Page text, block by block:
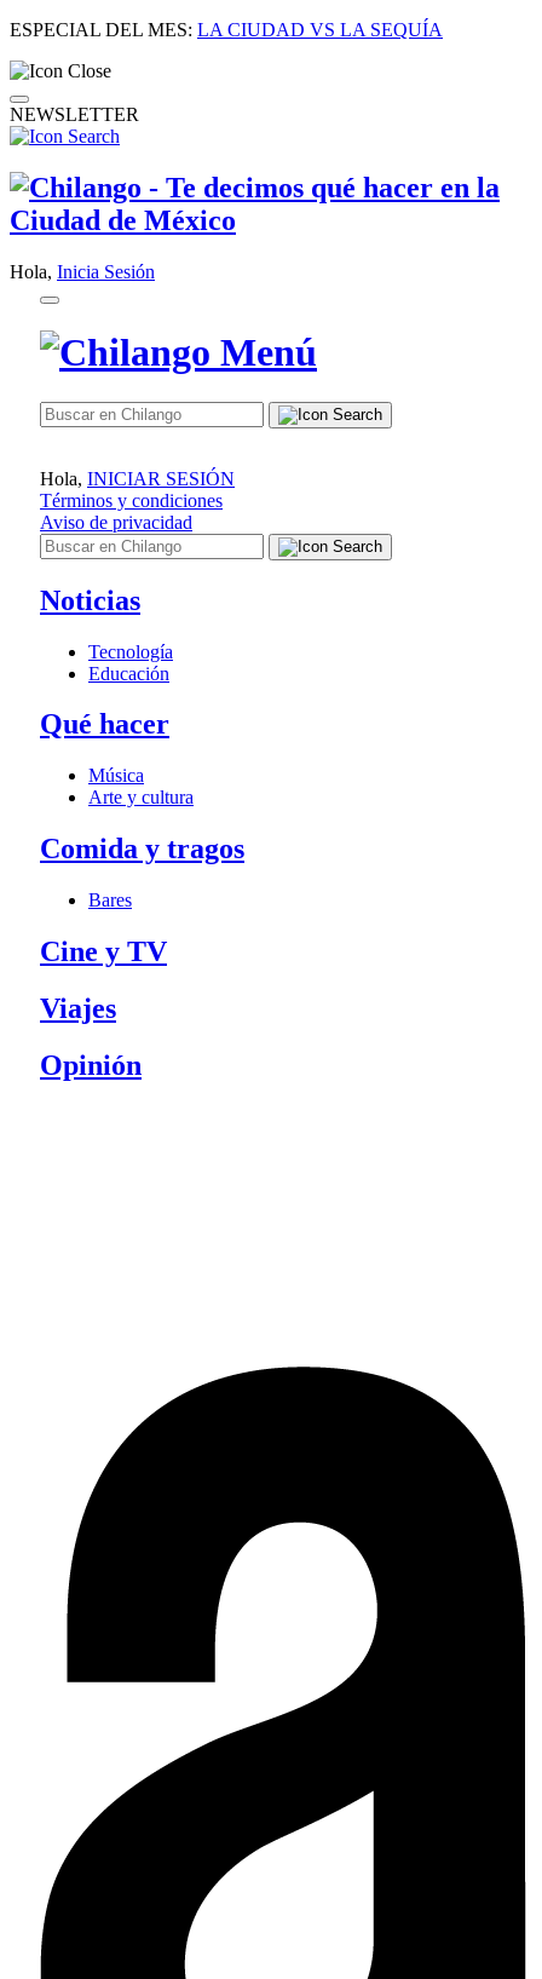
ESPECIAL DEL MES: LA CIUDAD VS LA SEQUÍA
NEWSLETTER
Hola, Inicia Sesión
Hola, INICIAR SESIÓN
Términos y condiciones
Aviso de privacidad
Noticias
Tecnología
Educación
Qué hacer
Música
Arte y cultura
Comida y tragos
Bares
Cine y TV
Viajes
Opinión